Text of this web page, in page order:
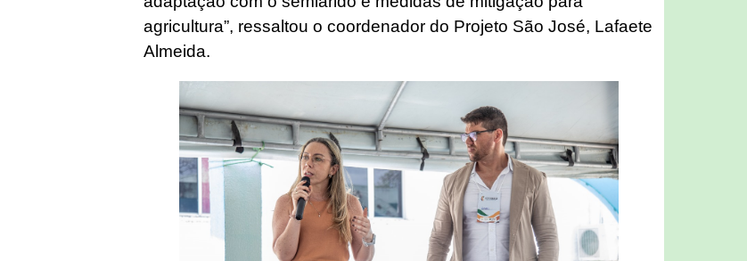
agricultura”, ressaltou o coordenador do Projeto São José, Lafaete
Almeida.